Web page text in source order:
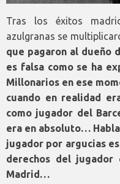
Tras los éxitos
azulgranas se
que pagaron al dueño
es falsa como se ha
Millonarios en ese
cuando en realidad
como jugador del
era en absoluto…
jugador por argucias
derechos del jugador
Madrid…